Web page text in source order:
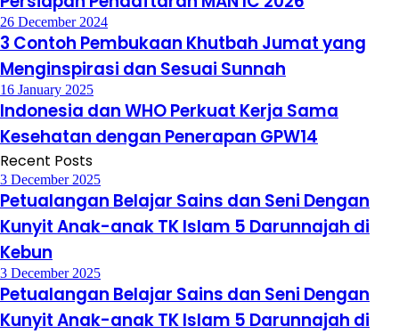
26 December 2024
3 Contoh Pembukaan Khutbah Jumat yang
Menginspirasi dan Sesuai Sunnah
16 January 2025
Indonesia dan WHO Perkuat Kerja Sama
Kesehatan dengan Penerapan GPW14
Recent Posts
3 December 2025
Petualangan Belajar Sains dan Seni Dengan
Kunyit Anak-anak TK Islam 5 Darunnajah di
Kebun
3 December 2025
Petualangan Belajar Sains dan Seni Dengan
Kunyit Anak-anak TK Islam 5 Darunnajah di